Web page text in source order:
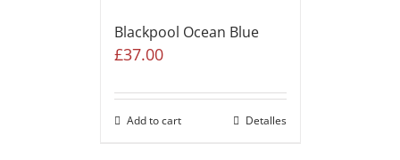
Blackpool Ocean Blue
£37.00
Add to cart Detalles